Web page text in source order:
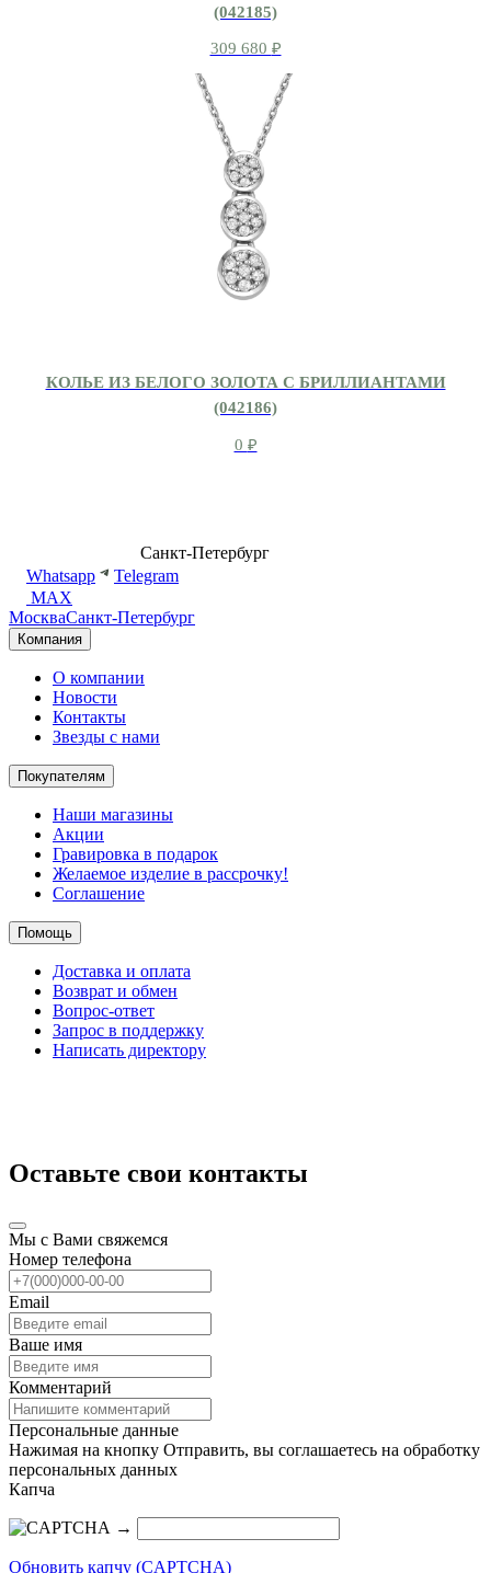
(042185)
309 680 ₽
КОЛЬЕ ИЗ БЕЛОГО ЗОЛОТА С БРИЛЛИАНТАМИ
(042186)
0 ₽
Санкт-Петербург
Whatsapp
Telegram
MAX
МоскваСанкт-Петербург
Компания
О компании
Новости
Контакты
Звезды с нами
Покупателям
Наши магазины
Акции
Гравировка в подарок
Желаемое изделие в рассрочку!
Соглашение
Помощь
Доставка и оплата
Возврат и обмен
Вопрос-ответ
Запрос в поддержку
Написать директору
Оставьте свои контакты
Мы с Вами свяжемся
Номер телефона
Email
Ваше имя
Комментарий
Персональные данные
Нажимая на кнопку Отправить, вы соглашаетесь на обработку
персональных данных
Капча
→
Обновить капчу (CAPTCHA)